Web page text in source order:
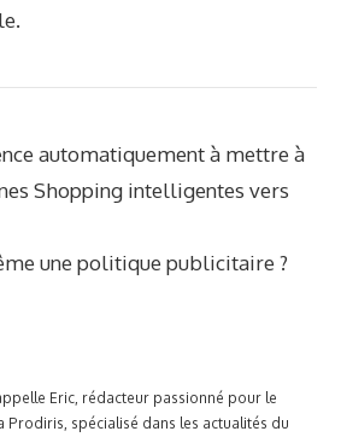
automatiquement à mettre à
Shopping intelligentes vers
une politique publicitaire ?
Eric, rédacteur passionné pour le
Prodiris, spécialisé dans les actualités du